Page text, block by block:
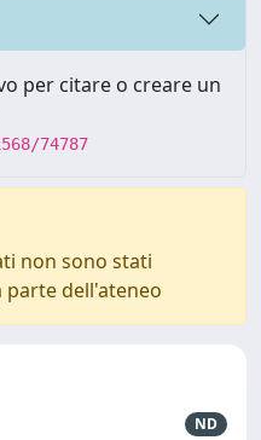
per citare o creare un
74787
non sono stati
dell'ateneo
ND